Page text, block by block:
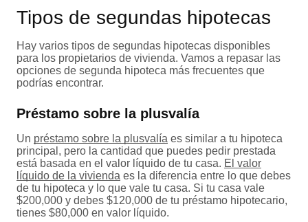
Tipos de segundas hipotecas
Hay varios tipos de segundas hipotecas disponibles
para los propietarios de vivienda. Vamos a repasar las
opciones de segunda hipoteca más frecuentes que
podrías encontrar.
Préstamo sobre la plusvalía
Un préstamo sobre la plusvalía es similar a tu hipoteca
principal, pero la cantidad que puedes pedir prestada
está basada en el valor líquido de tu casa. El valor
líquido de la vivienda es la diferencia entre lo que debes
de tu hipoteca y lo que vale tu casa. Si tu casa vale
$200,000 y debes $120,000 de tu préstamo hipotecario,
tienes $80,000 en valor líquido.